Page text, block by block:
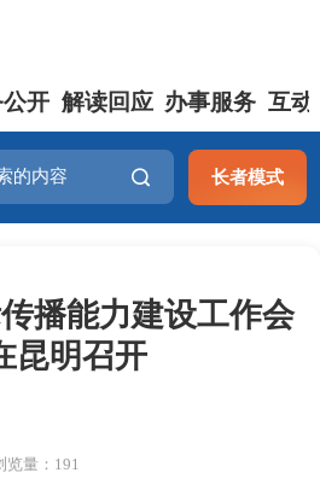
开 解读回应 办事服务 互动
长者模式
播能力建设工作会
昆明召开
览量：191